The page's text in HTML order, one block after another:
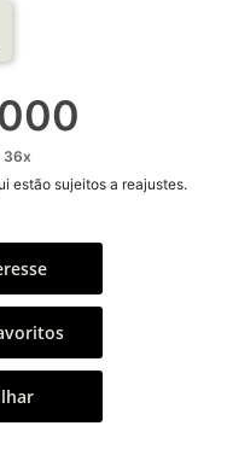
36x
estão sujeitos a reajustes.